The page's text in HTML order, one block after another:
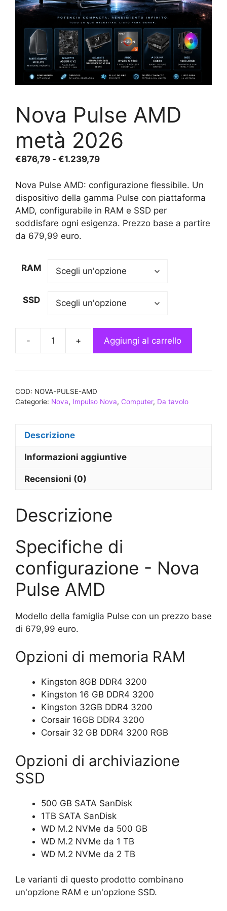
Nova Pulse AMD
metà 2026
€876,79 - €1.239,79Fascia
prezzo:
da
€876,79
a
Nova Pulse AMD: configurazione flessibile. Un
dispositivo della gamma Pulse con piattaforma
AMD, configurabile in RAM e SSD per
soddisfare ogni esigenza. Prezzo base a partire
da 679,99 euro.
RAM
SSD
-
Nova
AMD
2026
+ Aggiungi al carrello
COD: NOVA-PULSE-AMD
Categorie: Nova, Impulso Nova, Computer, Da tavolo
Descrizione
Informazioni aggiuntive
Recensioni (0)
Descrizione
Specifiche di
configurazione - Nova
Pulse AMD
Modello della famiglia Pulse con un prezzo base
di 679,99 euro.
Opzioni di memoria RAM
Kingston 8GB DDR4 3200
Kingston 16 GB DDR4 3200
Kingston 32GB DDR4 3200
Corsair 16GB DDR4 3200
Corsair 32 GB DDR4 3200 RGB
Opzioni di archiviazione
SSD
500 GB SATA SanDisk
1TB SATA SanDisk
WD M.2 NVMe da 500 GB
WD M.2 NVMe da 1 TB
WD M.2 NVMe da 2 TB
Le varianti di questo prodotto combinano
un'opzione RAM e un'opzione SSD.